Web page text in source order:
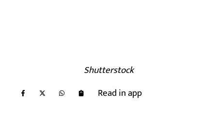
Shutterstock
Read in app